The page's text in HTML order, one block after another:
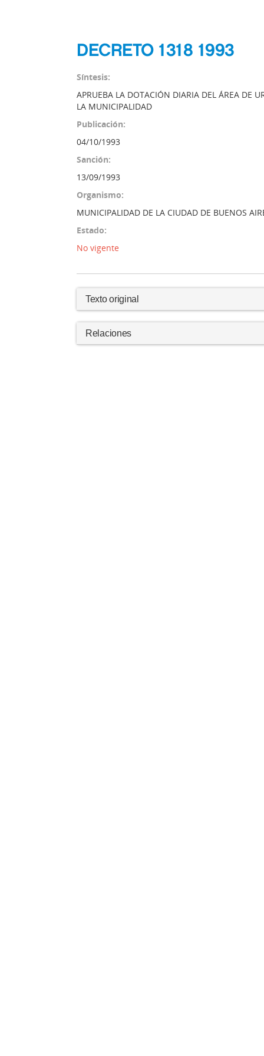
DECRETO 1318 1993
Síntesis:
APRUEBA LA DOTACIÓN DIARIA DEL ÁREA DE
LA MUNICIPALIDAD
Publicación:
04/10/1993
Sanción:
13/09/1993
Organismo:
MUNICIPALIDAD DE LA CIUDAD DE BUENOS
Estado:
No vigente
Texto original
Relaciones